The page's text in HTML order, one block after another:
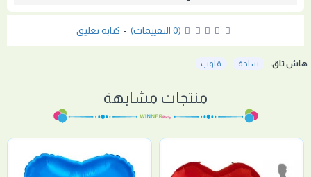
(0 التقييمات) - كتابة تعليق
هاش تاق: سادة قلوب
منتجات مشابهة